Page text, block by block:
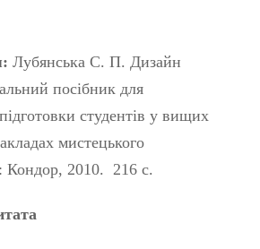
Лубянська С. П. Дизайн
посібник для
студентів у вищих
мистецького
2010. 216 с.